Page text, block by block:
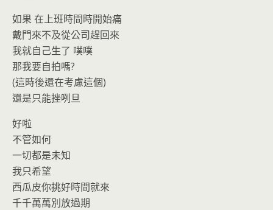
如果 在上班時間時開始痛
戴門來不及從公司趕回來
我就自己生了 噗噗
那我要自拍嗎?
(這時後還在考慮這個)
還是只能挫咧旦
好啦
不管如何
一切都是未知
我只希望
西瓜皮你挑好時間就來
千千萬萬別放過期